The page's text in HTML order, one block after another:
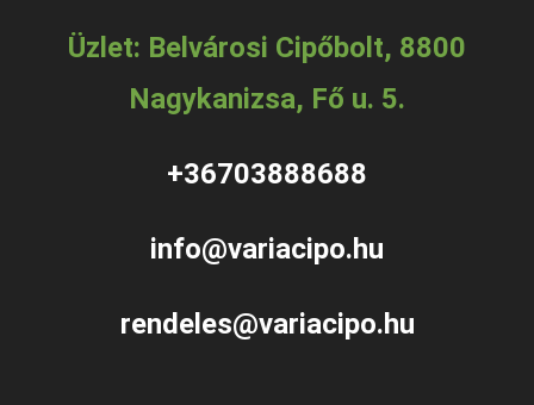
Üzlet: Belvárosi Cipőbolt, 8800
Nagykanizsa, Fő u. 5.
+36703888688
info@variacipo.hu
rendeles@variacipo.hu